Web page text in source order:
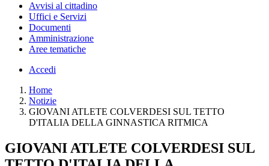
Avvisi al cittadino
Uffici e Servizi
Documenti
Amministrazione
Aree tematiche
Accedi
Home
Notizie
GIOVANI ATLETE COLVERDESI SUL TETTO
D'ITALIA DELLA GINNASTICA RITMICA
GIOVANI ATLETE COLVERDESI SUL